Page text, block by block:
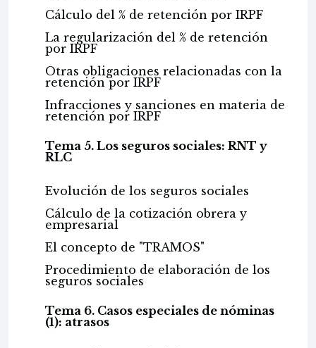
Cálculo del % de retención por IRPF
La regularización del % de retención
por IRPF
Otras obligaciones relacionadas con la
retención por IRPF
Infracciones y sanciones en materia de
retención por IRPF
Tema 5. Los seguros sociales: RNT y
RLC
Evolución de los seguros sociales
Cálculo de la cotización obrera y
empresarial
El concepto de "TRAMOS"
Procedimiento de elaboración de los
seguros sociales
Tema 6. Casos especiales de nóminas
(1): atrasos